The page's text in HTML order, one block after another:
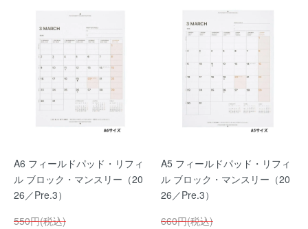
A6 フィールドパッド・リフィ
ル ブロック・マンスリー（20
26／Pre.3）
550円(税込)
A5 フィールドパッド・リフィ
ル ブロック・マンスリー（20
26／Pre.3）
660円(税込)